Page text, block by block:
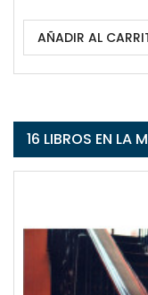
AÑADIR AL
16 LIBROS EN LA